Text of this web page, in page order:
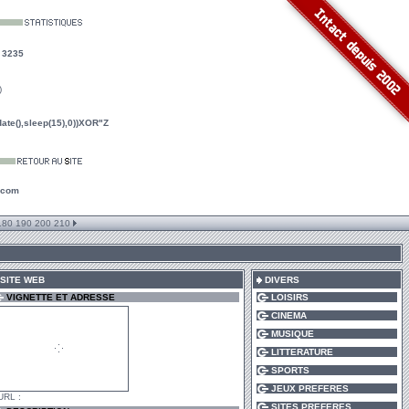
3235
190 200 210
WEB
VIGNETTE ET ADRESSE
:
DIVERS
LOISIRS
CINEMA
MUSIQUE
LITTERATURE
SPORTS
JEUX PREFERES
SITES PREFERES